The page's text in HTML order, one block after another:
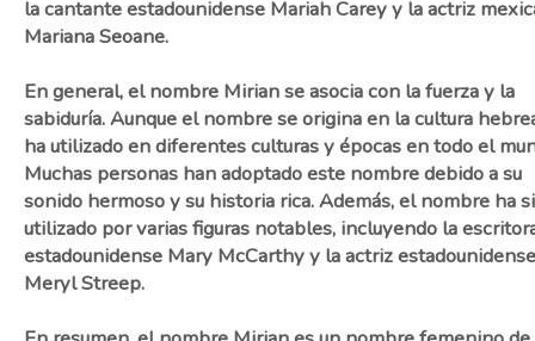
la cantante estadounidense Mariah Carey y la actriz
Mariana Seoane.
En general, el nombre Mirian se asocia con la fuerza y la
sabiduría. Aunque el nombre se origina en la cultura
ha utilizado en diferentes culturas y épocas en todo el
Muchas personas han adoptado este nombre debido a su
sonido hermoso y su historia rica. Además, el nombre ha
utilizado por varias figuras notables, incluyendo la
estadounidense Mary McCarthy y la actriz estadounidense
Meryl Streep.